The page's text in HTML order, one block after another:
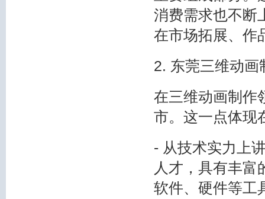
消费需求也不断
在市场拓展、作
2. 东莞三维动画
在三维动画制作
市。这一点体现
- 从技术实力上
人才，具有丰富
软件、硬件等工